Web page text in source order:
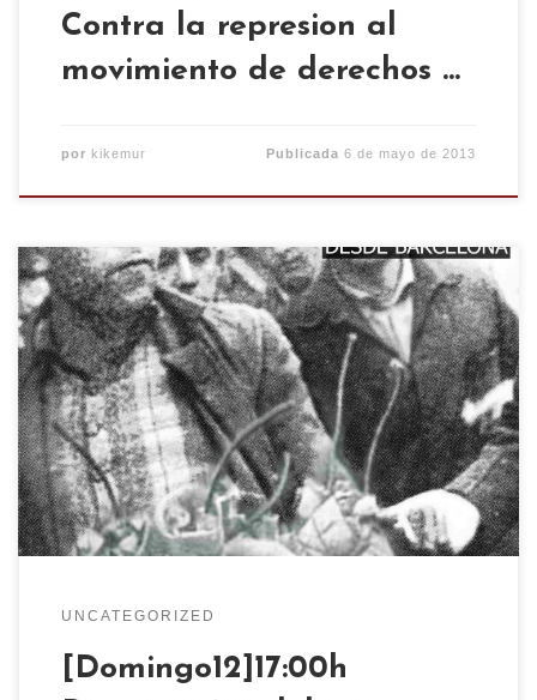
Contra la represion al
movimiento de derechos …
por kikemur Publicada6 de mayo de 2013
UNCATEGORIZED
[Domingo12]17:00h